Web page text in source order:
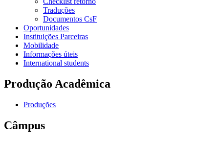
Traduções
Documentos CsF
Oportunidades
Instituições Parceiras
Mobilidade
Informações úteis
International students
Produção Acadêmica
Produções
Câmpus